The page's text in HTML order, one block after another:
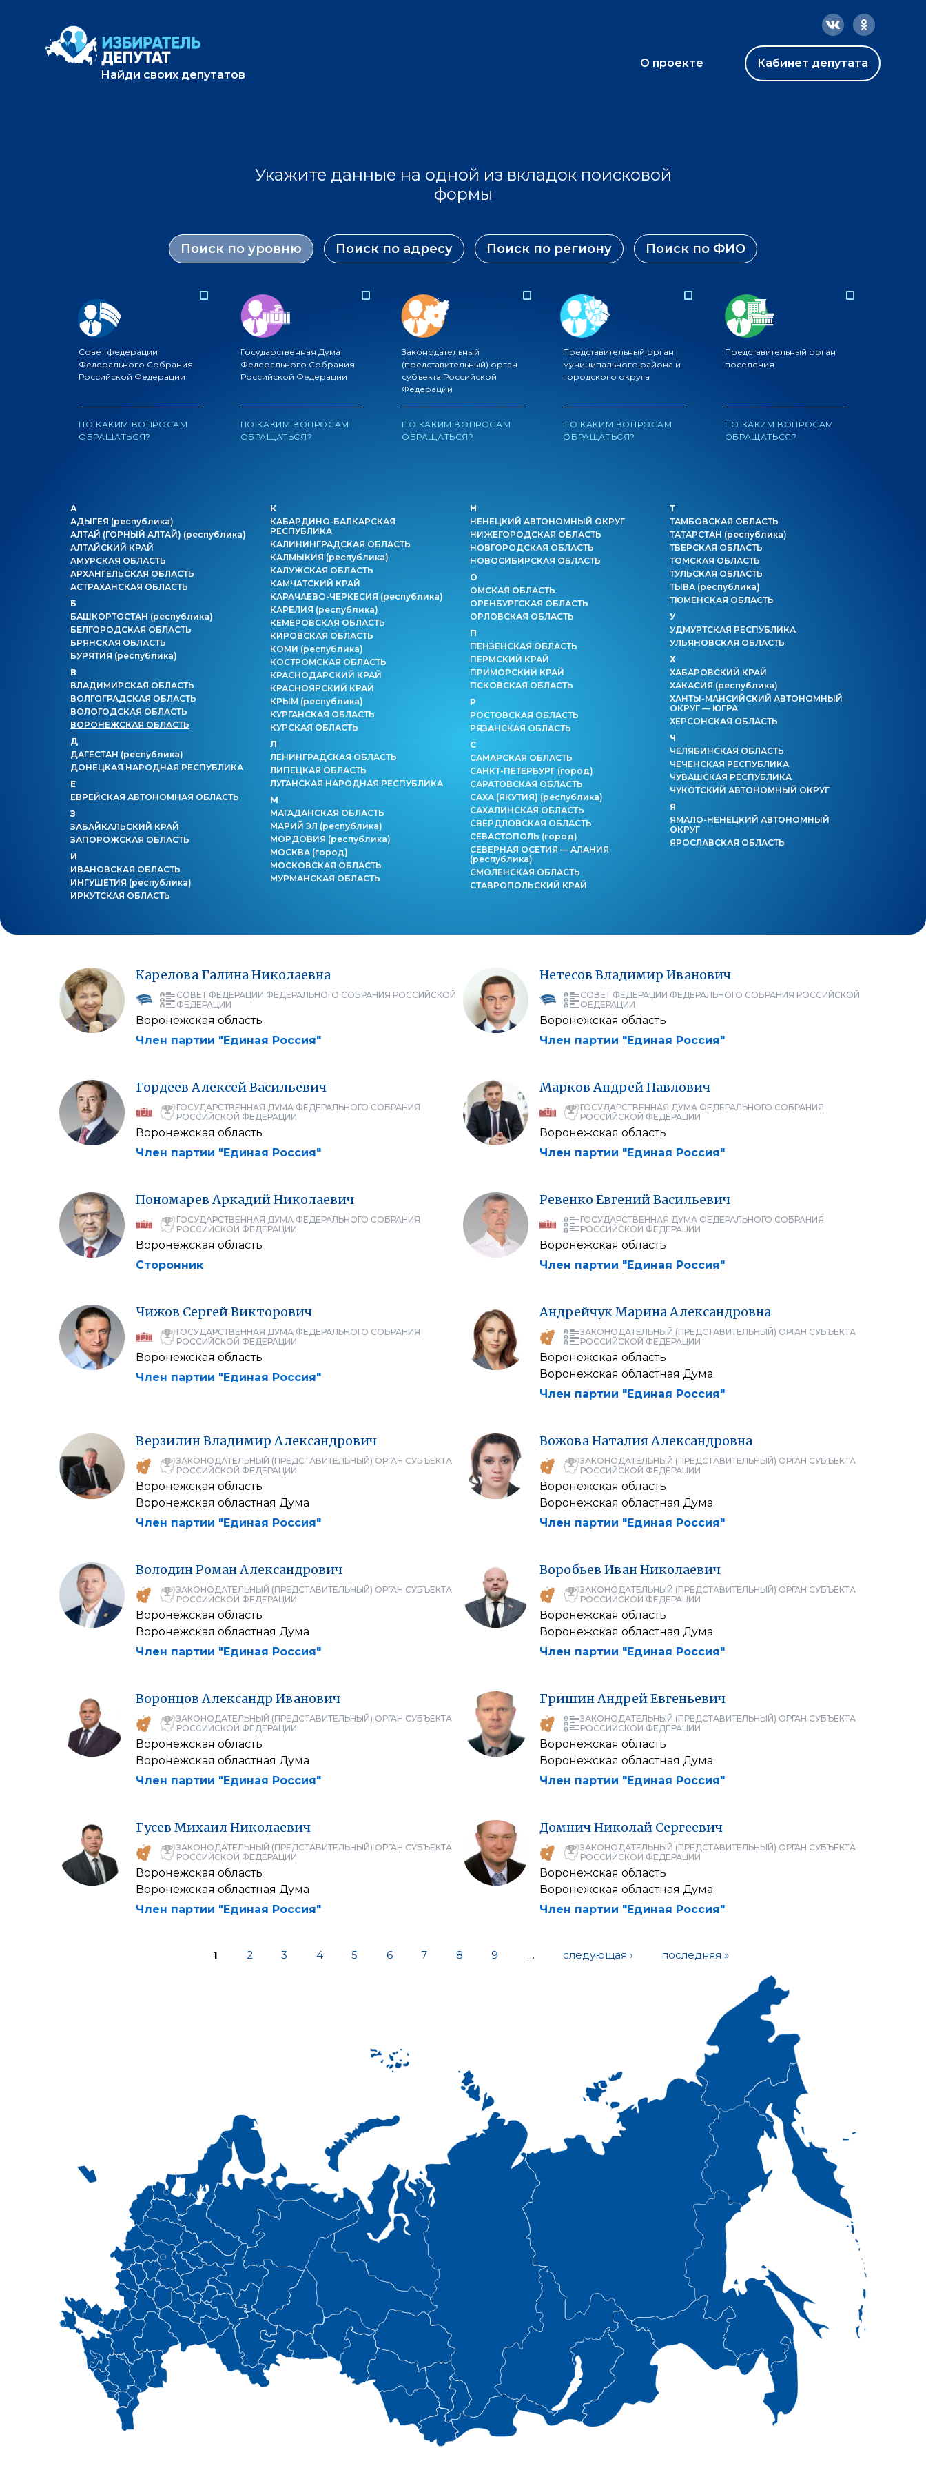
Найди своих депутатов
О проекте Кабинет депутата
Укажите данные на одной из вкладок поисковой
формы
Поиск по уровню Поиск по адресу Поиск по региону Поиск по ФИО
Совет федерации
Федерального Собрания
Российской Федерации
ПО КАКИМ ВОПРОСАМ
ОБРАЩАТЬСЯ?
Государственная Дума
Федерального Собрания
Российской Федерации
ПО КАКИМ ВОПРОСАМ
ОБРАЩАТЬСЯ?
Законодательный
(представительный) орган
субъекта Российской
Федерации
ПО КАКИМ ВОПРОСАМ
ОБРАЩАТЬСЯ?
Представительный орган
муниципального района и
городского округа
ПО КАКИМ ВОПРОСАМ
ОБРАЩАТЬСЯ?
Представительный орган
поселения
ПО КАКИМ ВОПРОСАМ
ОБРАЩАТЬСЯ?
А
АДЫГЕЯ (республика)
АЛТАЙ (ГОРНЫЙ АЛТАЙ) (республика)
АЛТАЙСКИЙ КРАЙ
АМУРСКАЯ ОБЛАСТЬ
АРХАНГЕЛЬСКАЯ ОБЛАСТЬ
АСТРАХАНСКАЯ ОБЛАСТЬ
Б
БАШКОРТОСТАН (республика)
БЕЛГОРОДСКАЯ ОБЛАСТЬ
БРЯНСКАЯ ОБЛАСТЬ
БУРЯТИЯ (республика)
В
ВЛАДИМИРСКАЯ ОБЛАСТЬ
ВОЛГОГРАДСКАЯ ОБЛАСТЬ
ВОЛОГОДСКАЯ ОБЛАСТЬ
ВОРОНЕЖСКАЯ ОБЛАСТЬ
Д
ДАГЕСТАН (республика)
ДОНЕЦКАЯ НАРОДНАЯ РЕСПУБЛИКА
Е
ЕВРЕЙСКАЯ АВТОНОМНАЯ ОБЛАСТЬ
З
ЗАБАЙКАЛЬСКИЙ КРАЙ
ЗАПОРОЖСКАЯ ОБЛАСТЬ
И
ИВАНОВСКАЯ ОБЛАСТЬ
ИНГУШЕТИЯ (республика)
ИРКУТСКАЯ ОБЛАСТЬ
К
КАБАРДИНО-БАЛКАРСКАЯ
РЕСПУБЛИКА
КАЛИНИНГРАДСКАЯ ОБЛАСТЬ
КАЛМЫКИЯ (республика)
КАЛУЖСКАЯ ОБЛАСТЬ
КАМЧАТСКИЙ КРАЙ
КАРАЧАЕВО-ЧЕРКЕСИЯ (республика)
КАРЕЛИЯ (республика)
КЕМЕРОВСКАЯ ОБЛАСТЬ
КИРОВСКАЯ ОБЛАСТЬ
КОМИ (республика)
КОСТРОМСКАЯ ОБЛАСТЬ
КРАСНОДАРСКИЙ КРАЙ
КРАСНОЯРСКИЙ КРАЙ
КРЫМ (республика)
КУРГАНСКАЯ ОБЛАСТЬ
КУРСКАЯ ОБЛАСТЬ
Л
ЛЕНИНГРАДСКАЯ ОБЛАСТЬ
ЛИПЕЦКАЯ ОБЛАСТЬ
ЛУГАНСКАЯ НАРОДНАЯ РЕСПУБЛИКА
М
МАГАДАНСКАЯ ОБЛАСТЬ
МАРИЙ ЭЛ (республика)
МОРДОВИЯ (республика)
МОСКВА (город)
МОСКОВСКАЯ ОБЛАСТЬ
МУРМАНСКАЯ ОБЛАСТЬ
Н
НЕНЕЦКИЙ АВТОНОМНЫЙ ОКРУГ
НИЖЕГОРОДСКАЯ ОБЛАСТЬ
НОВГОРОДСКАЯ ОБЛАСТЬ
НОВОСИБИРСКАЯ ОБЛАСТЬ
О
ОМСКАЯ ОБЛАСТЬ
ОРЕНБУРГСКАЯ ОБЛАСТЬ
ОРЛОВСКАЯ ОБЛАСТЬ
П
ПЕНЗЕНСКАЯ ОБЛАСТЬ
ПЕРМСКИЙ КРАЙ
ПРИМОРСКИЙ КРАЙ
ПСКОВСКАЯ ОБЛАСТЬ
Р
РОСТОВСКАЯ ОБЛАСТЬ
РЯЗАНСКАЯ ОБЛАСТЬ
С
САМАРСКАЯ ОБЛАСТЬ
САНКТ-ПЕТЕРБУРГ (город)
САРАТОВСКАЯ ОБЛАСТЬ
САХА (ЯКУТИЯ) (республика)
САХАЛИНСКАЯ ОБЛАСТЬ
СВЕРДЛОВСКАЯ ОБЛАСТЬ
СЕВАСТОПОЛЬ (город)
СЕВЕРНАЯ ОСЕТИЯ — АЛАНИЯ
(республика)
СМОЛЕНСКАЯ ОБЛАСТЬ
СТАВРОПОЛЬСКИЙ КРАЙ
Т
ТАМБОВСКАЯ ОБЛАСТЬ
ТАТАРСТАН (республика)
ТВЕРСКАЯ ОБЛАСТЬ
ТОМСКАЯ ОБЛАСТЬ
ТУЛЬСКАЯ ОБЛАСТЬ
ТЫВА (республика)
ТЮМЕНСКАЯ ОБЛАСТЬ
У
УДМУРТСКАЯ РЕСПУБЛИКА
УЛЬЯНОВСКАЯ ОБЛАСТЬ
Х
ХАБАРОВСКИЙ КРАЙ
ХАКАСИЯ (республика)
ХАНТЫ-МАНСИЙСКИЙ АВТОНОМНЫЙ
ОКРУГ — ЮГРА
ХЕРСОНСКАЯ ОБЛАСТЬ
Ч
ЧЕЛЯБИНСКАЯ ОБЛАСТЬ
ЧЕЧЕНСКАЯ РЕСПУБЛИКА
ЧУВАШСКАЯ РЕСПУБЛИКА
ЧУКОТСКИЙ АВТОНОМНЫЙ ОКРУГ
Я
ЯМАЛО-НЕНЕЦКИЙ АВТОНОМНЫЙ
ОКРУГ
ЯРОСЛАВСКАЯ ОБЛАСТЬ
Карелова Галина Николаевна
СОВЕТ ФЕДЕРАЦИИ ФЕДЕРАЛЬНОГО СОБРАНИЯ РОССИЙСКОЙ
ФЕДЕРАЦИИ
Воронежская область
Член партии "Единая Россия"
Нетесов Владимир Иванович
СОВЕТ ФЕДЕРАЦИИ ФЕДЕРАЛЬНОГО СОБРАНИЯ РОССИЙСКОЙ
ФЕДЕРАЦИИ
Воронежская область
Член партии "Единая Россия"
Гордеев АлексейВасильевич
ГОСУДАРСТВЕННАЯ ДУМА ФЕДЕРАЛЬНОГО СОБРАНИЯ
РОССИЙСКОЙ ФЕДЕРАЦИИ
Воронежская область
Член партии "Единая Россия"
Марков АндрейПавлович
ГОСУДАРСТВЕННАЯ ДУМА ФЕДЕРАЛЬНОГО СОБРАНИЯ
РОССИЙСКОЙ ФЕДЕРАЦИИ
Воронежская область
Член партии "Единая Россия"
Пономарев АркадийНиколаевич
ГОСУДАРСТВЕННАЯ ДУМА ФЕДЕРАЛЬНОГО СОБРАНИЯ
РОССИЙСКОЙ ФЕДЕРАЦИИ
Воронежская область
Сторонник
Ревенко ЕвгенийВасильевич
ГОСУДАРСТВЕННАЯ ДУМА ФЕДЕРАЛЬНОГО СОБРАНИЯ
РОССИЙСКОЙ ФЕДЕРАЦИИ
Воронежская область
Член партии "Единая Россия"
Чижов СергейВикторович
ГОСУДАРСТВЕННАЯ ДУМА ФЕДЕРАЛЬНОГО СОБРАНИЯ
РОССИЙСКОЙ ФЕДЕРАЦИИ
Воронежская область
Член партии "Единая Россия"
Андрейчук Марина Александровна
ЗАКОНОДАТЕЛЬНЫЙ (ПРЕДСТАВИТЕЛЬНЫЙ) ОРГАН СУБЪЕКТА
РОССИЙСКОЙ ФЕДЕРАЦИИ
Воронежская область
Воронежская областная Дума
Член партии "Единая Россия"
ВерзилинВладимир Александрович
ЗАКОНОДАТЕЛЬНЫЙ (ПРЕДСТАВИТЕЛЬНЫЙ) ОРГАН СУБЪЕКТА
РОССИЙСКОЙ ФЕДЕРАЦИИ
Воронежская область
Воронежская областная Дума
Член партии "Единая Россия"
Вожова Наталия Александровна
ЗАКОНОДАТЕЛЬНЫЙ (ПРЕДСТАВИТЕЛЬНЫЙ) ОРГАН СУБЪЕКТА
РОССИЙСКОЙ ФЕДЕРАЦИИ
Воронежская область
Воронежская областная Дума
Член партии "Единая Россия"
ВолодинРоман Александрович
ЗАКОНОДАТЕЛЬНЫЙ (ПРЕДСТАВИТЕЛЬНЫЙ) ОРГАН СУБЪЕКТА
РОССИЙСКОЙ ФЕДЕРАЦИИ
Воронежская область
Воронежская областная Дума
Член партии "Единая Россия"
Воробьев ИванНиколаевич
ЗАКОНОДАТЕЛЬНЫЙ (ПРЕДСТАВИТЕЛЬНЫЙ) ОРГАН СУБЪЕКТА
РОССИЙСКОЙ ФЕДЕРАЦИИ
Воронежская область
Воронежская областная Дума
Член партии "Единая Россия"
Воронцов Александр Иванович
ЗАКОНОДАТЕЛЬНЫЙ (ПРЕДСТАВИТЕЛЬНЫЙ) ОРГАН СУБЪЕКТА
РОССИЙСКОЙ ФЕДЕРАЦИИ
Воронежская область
Воронежская областная Дума
Член партии "Единая Россия"
Гришин АндрейЕвгеньевич
ЗАКОНОДАТЕЛЬНЫЙ (ПРЕДСТАВИТЕЛЬНЫЙ) ОРГАН СУБЪЕКТА
РОССИЙСКОЙ ФЕДЕРАЦИИ
Воронежская область
Воронежская областная Дума
Член партии "Единая Россия"
Гусев МихаилНиколаевич
ЗАКОНОДАТЕЛЬНЫЙ (ПРЕДСТАВИТЕЛЬНЫЙ) ОРГАН СУБЪЕКТА
РОССИЙСКОЙ ФЕДЕРАЦИИ
Воронежская область
Воронежская областная Дума
Член партии "Единая Россия"
ДомничНиколай Сергеевич
ЗАКОНОДАТЕЛЬНЫЙ (ПРЕДСТАВИТЕЛЬНЫЙ) ОРГАН СУБЪЕКТА
РОССИЙСКОЙ ФЕДЕРАЦИИ
Воронежская область
Воронежская областная Дума
Член партии "Единая Россия"
1 2 3 4 5 6 7 8 9 … следующая › последняя »